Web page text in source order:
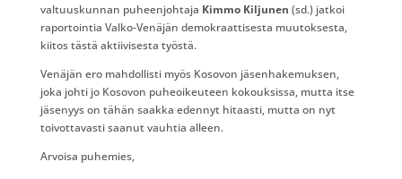
valtuuskunnan puheenjohtaja Kimmo Kiljunen (sd.) jatkoi
raportointia Valko-Venäjän demokraattisesta muutoksesta,
kiitos tästä aktiivisesta työstä.
Venäjän ero mahdollisti myös Kosovon jäsenhakemuksen,
joka johti jo Kosovon puheoikeuteen kokouksissa, mutta itse
jäsenyys on tähän saakka edennyt hitaasti, mutta on nyt
toivottavasti saanut vauhtia alleen.
Arvoisa puhemies,